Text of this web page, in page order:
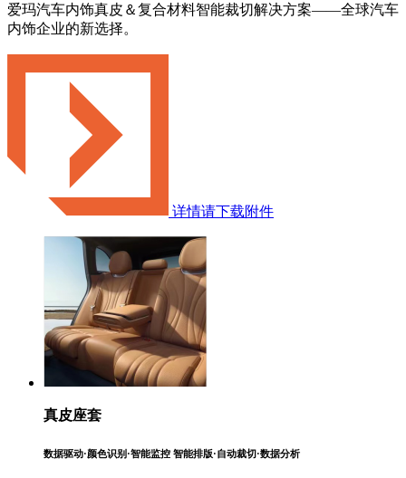
爱玛汽车内饰真皮＆复合材料智能裁切解决方案——全球汽车
内饰企业的新选择。
详情请下载附件
真皮座套
数据驱动·颜色识别·智能监控 智能排版·自动裁切·数据分析